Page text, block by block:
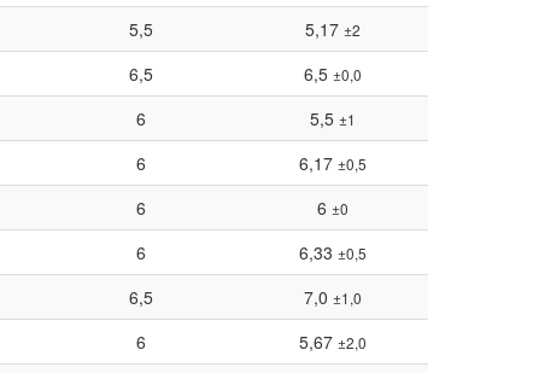
5,5 5,17 ±2
6,5 6,5 ±0,0
6 5,5 ±1
6 6,17 ±0,5
6 6 ±0
6 6,33 ±0,5
6,5 7,0 ±1,0
6 5,67 ±2,0